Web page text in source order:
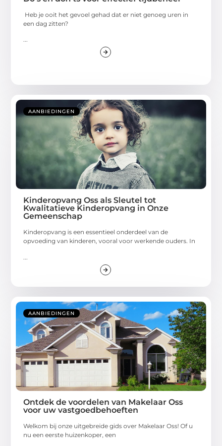
Heb je ooit het gevoel gehad dat er niet genoeg uren in
een dag zitten?
...
AANBIEDINGEN
Kinderopvang Oss als Sleutel tot
Kwalitatieve Kinderopvang in Onze
Gemeenschap
Kinderopvang is een essentieel onderdeel van de
opvoeding van kinderen, vooral voor werkende ouders. In
AANBIEDINGEN
Ontdek de voordelen van Makelaar Oss
voor uw vastgoedbehoeften
Welkom bij onze uitgebreide gids over Makelaar Oss! Of u
nu een eerste huizenkoper, een